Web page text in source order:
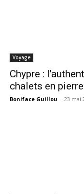
Voyage
Chypre :
chalets en pierre
Boniface Guillou - 23 mai